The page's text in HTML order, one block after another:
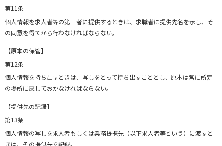
第11条
個人情報を求人者等の第三者に提供するときは、求職者に提供先名を示し、そ
の同意を得てから行わなければならない。
【原本の保管】
第12条
個人情報を持ち出すときは、写しをとって持ち出すこととし、原本は常に所定
の場所に戻しておかなければならない。
【提供先の記録】
第13条
個人情報の写しを求人者もしくは業務提携先（以下求人者等という）に渡すと
きは、その提供先を記録。